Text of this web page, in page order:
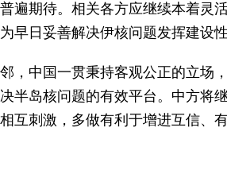
遍期待。相关各方应继续本着灵
早日妥善解决伊核问题发挥建设
中国一贯秉持客观公正的立场，
半岛核问题的有效平台。中方将
互刺激，多做有利于增进互信、